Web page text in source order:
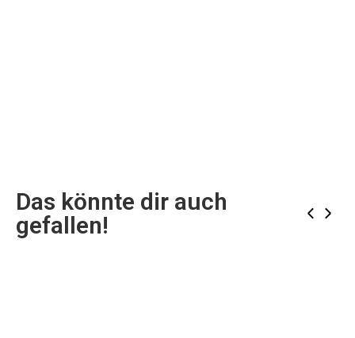
Das könnte dir auch
gefallen!
‹ ›